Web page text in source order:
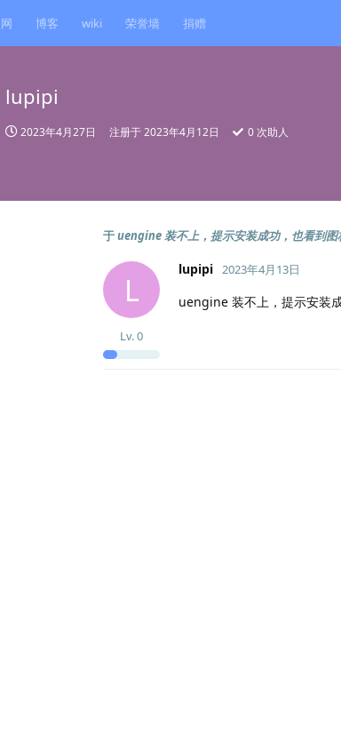
博客 wiki 荣誉墙 捐赠
lupipi
2023年4月27日 注册于2023年4月12日 0 次助人
于uengine 装不上，提示安装成功，也看到
L
lupipi
Lv.0
2023年4月13日
uengine 装不上，提示安装